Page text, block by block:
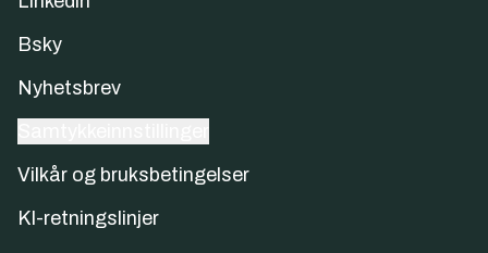
Bsky
Nyhetsbrev
Vilkår og bruksbetingelser
KI-retningslinjer